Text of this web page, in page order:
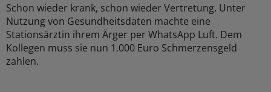
Schon wieder krank, schon wieder Vertretung. Unter
Nutzung von Gesundheitsdaten machte eine
Stationsärztin ihrem Ärger per WhatsApp Luft. Dem
Kollegen muss sie nun 1.000 Euro Schmerzensgeld
zahlen.